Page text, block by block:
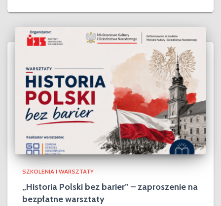
SZKOLENIA I WARSZTATY
„Historia Polski bez barier” – zaproszenie na
bezpłatne warsztaty